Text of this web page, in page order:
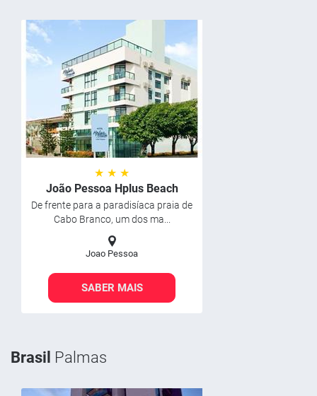
★ ★ ★
João Pessoa Hplus Beach
De frente para a paradisíaca praia de
Cabo Branco, um dos ma...
Joao Pessoa
SABER MAIS
Brasil Palmas